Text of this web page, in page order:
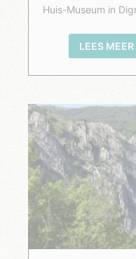
Huis-Museum in
LEES MEER